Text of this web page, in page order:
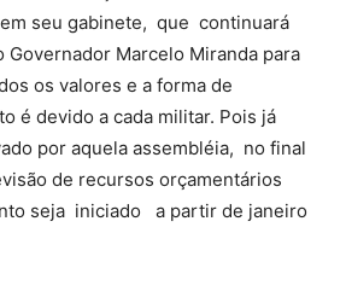
seu gabinete, que continuará
Governador Marcelo Miranda para
os valores e a forma de
é devido a cada militar. Pois já
por aquela assembléia, no final
de recursos orçamentários
seja iniciado a partir de janeiro